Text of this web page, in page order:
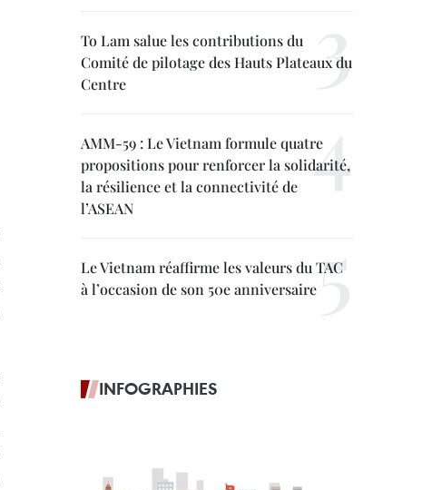
To Lam salue les contributions du
Comité de pilotage des Hauts Plateaux du
Centre
AMM-59 : Le Vietnam formule quatre
propositions pour renforcer la solidarité,
la résilience et la connectivité de
l’ASEAN
Le Vietnam réaffirme les valeurs du TAC
à l’occasion de son 50e anniversaire
INFOGRAPHIES